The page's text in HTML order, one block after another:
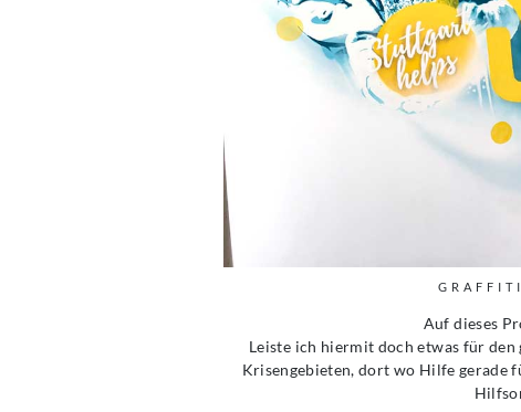
Auf dieses
Leiste ich hiermit doch etwas für den
Krisengebieten, dort wo Hilfe gerade